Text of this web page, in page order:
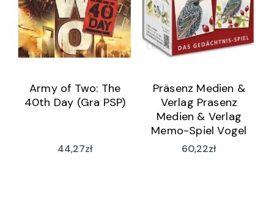
Army of Two: The
40th Day (Gra PSP)
44,27zł
Präsenz Medien &
Verlag Prasenz
Medien & Verlag
Memo-Spiel Vogel
beobachten (wersja
60,22zł